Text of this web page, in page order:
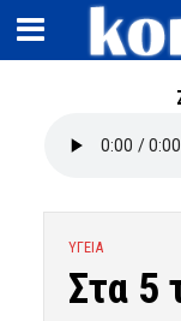
ΥΓΕΙΑ
Στα 5